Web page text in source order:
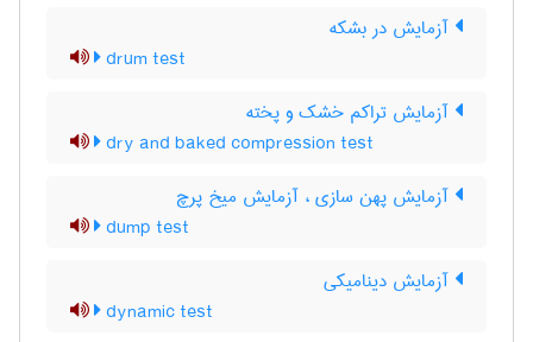
آزمایش در بشکه
drum test
آزمایش تراکم خشک و پخته
dry and baked compression test
آزمایش پهن سازی ، آزمایش میخ پرچ
dump test
آزمایش دینامیکی
dynamic test